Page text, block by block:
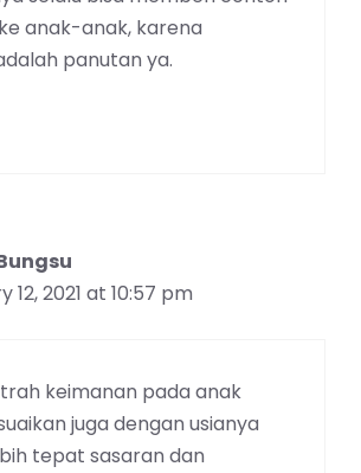
anak-anak, karena
panutan ya.
12, 2021 at 10:57 pm
keimanan pada anak
juga dengan usianya
tepat sasaran dan